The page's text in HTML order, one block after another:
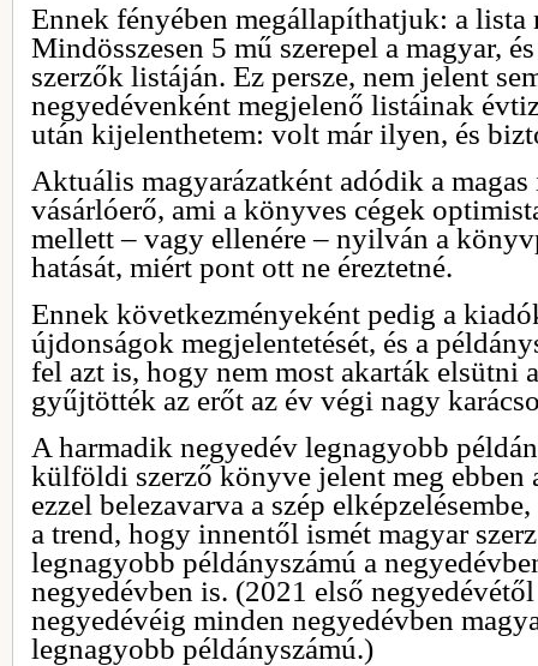
Ennek fényében megállapíthatjuk: a lista
Mindösszesen 5 mű szerepel a magyar,
szerzők listáján. Ez persze, nem jelent
negyedévenként megjelenő listáinak
után kijelenthetem: volt már ilyen, és
Aktuális magyarázatként adódik a
vásárlóerő, ami a könyves cégek
mellett – vagy ellenére – nyilván a
hatását, miért pont ott ne éreztetné.
Ennek következményeként pedig a
újdonságok megjelentetését, és a
fel azt is, hogy nem most akarták elsütni
gyűjtötték az erőt az év végi nagy
A harmadik negyedév legnagyobb
külföldi szerző könyve jelent meg ebben
ezzel belezavarva a szép
a trend, hogy innentől ismét magyar
legnagyobb példányszámú a
negyedévben is. (2021 első
negyedévéig minden negyedévben
legnagyobb példányszámú.)